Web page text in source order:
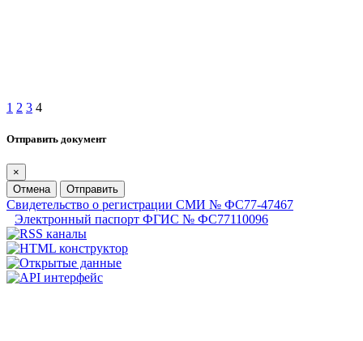
1 2 3 4
Отправить документ
×
Отмена
Отправить
Свидетельство о регистрации СМИ № ФС77-47467
Электронный паспорт ФГИС № ФС77110096